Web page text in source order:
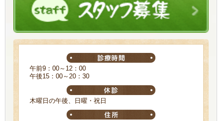
午前9：00～12：00
午後15：00～20：30
木曜日の午後、日曜・祝日